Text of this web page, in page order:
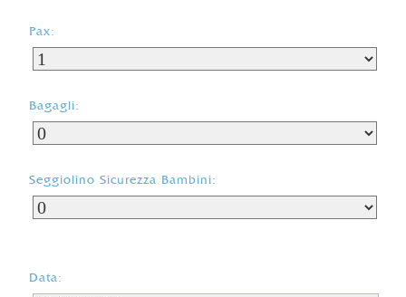
Pax:
Bagagli:
Seggiolino Sicurezza Bambini:
Data: